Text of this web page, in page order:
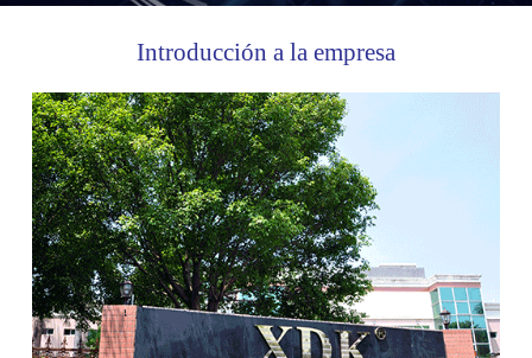
Introducción a la empresa